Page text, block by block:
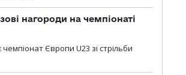
нагороди на чемпіонаті
Європи U23 зі стрільби